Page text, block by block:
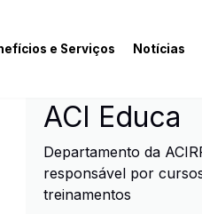
e Serviços Notícias
ACI Educa
Departamento da
responsável por
treinamentos